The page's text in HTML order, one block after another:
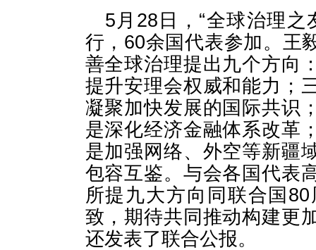
5月28日，“全球治理
行，60余国代表参加。王
善全球治理提出九个方向
提升安理会权威和能力；
凝聚加快发展的国际共识
是深化经济金融体系改革
是加强网络、外空等新疆
包容互鉴。与会各国代表
所提九大方向同联合国
致，期待共同推动构建更
还发表了联合公报。